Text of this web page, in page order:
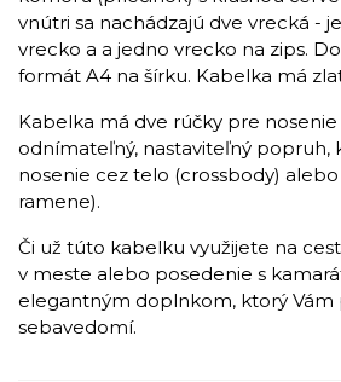
vnútri sa nachádzajú dve vrecká -
vrecko a a jedno vrecko na zips.
formát A4 na šírku. Kabelka má
Kabelka má dve rúčky pre nosenie
odnímateľný, nastaviteľný popruh,
nosenie cez telo (crossbody)
ramene).
Či už túto kabelku využijete na
v meste alebo posedenie s
elegantným doplnkom, ktorý Vám
sebavedomí.